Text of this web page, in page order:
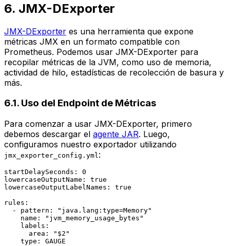
6. JMX-DExporter
JMX-DExporter es una herramienta que expone
métricas JMX en un formato compatible con
Prometheus. Podemos usar JMX-DExporter para
recopilar métricas de la JVM, como uso de memoria,
actividad de hilo, estadísticas de recolección de basura y
más.
6.1. Uso del Endpoint de Métricas
Para comenzar a usar JMX-DExporter, primero
debemos descargar el agente JAR. Luego,
configuramos nuestro exportador utilizando
jmx_exporter_config.yml:
startDelaySeconds:
0
lowercaseOutputName:
true
lowercaseOutputLabelNames:
true
rules:
-
pattern:
"java.lang:type=Memory"
name:
"jvm_memory_usage_bytes"
labels:
area:
"$2"
type:
GAUGE